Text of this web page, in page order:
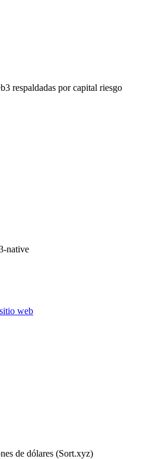
respaldadas por capital riesgo
native
web
de dólares (Sort.xyz)